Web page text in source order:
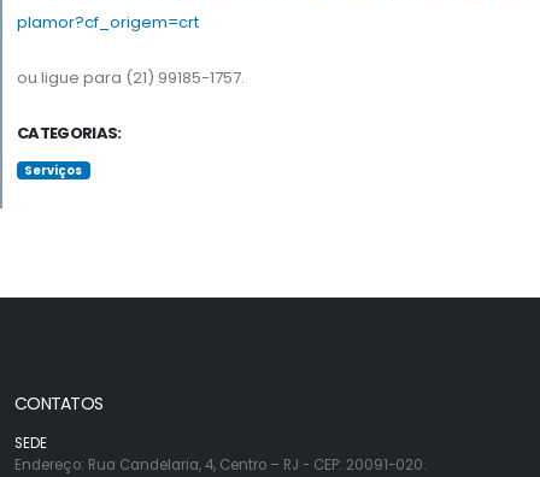
plamor?cf_origem=crt
ou ligue para (21) 99185-1757.
CATEGORIAS:
Serviços
CONTATOS
SEDE
Endereço: Rua Candelaria, 4, Centro – RJ - CEP: 20091-020.